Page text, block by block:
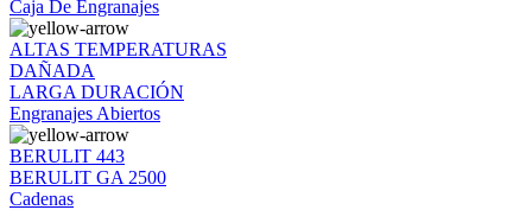
Caja De Engranajes
ALTAS TEMPERATURAS
DAÑADA
LARGA DURACIÓN
Engranajes Abiertos
BERULIT 443
BERULIT GA 2500
Cadenas